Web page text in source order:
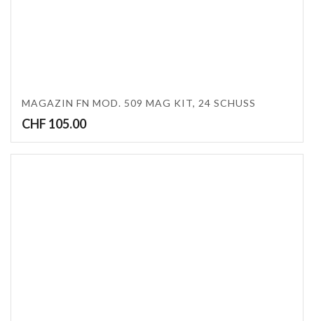
MAGAZIN FN MOD. 509 MAG KIT, 24 SCHUSS
CHF 105.00